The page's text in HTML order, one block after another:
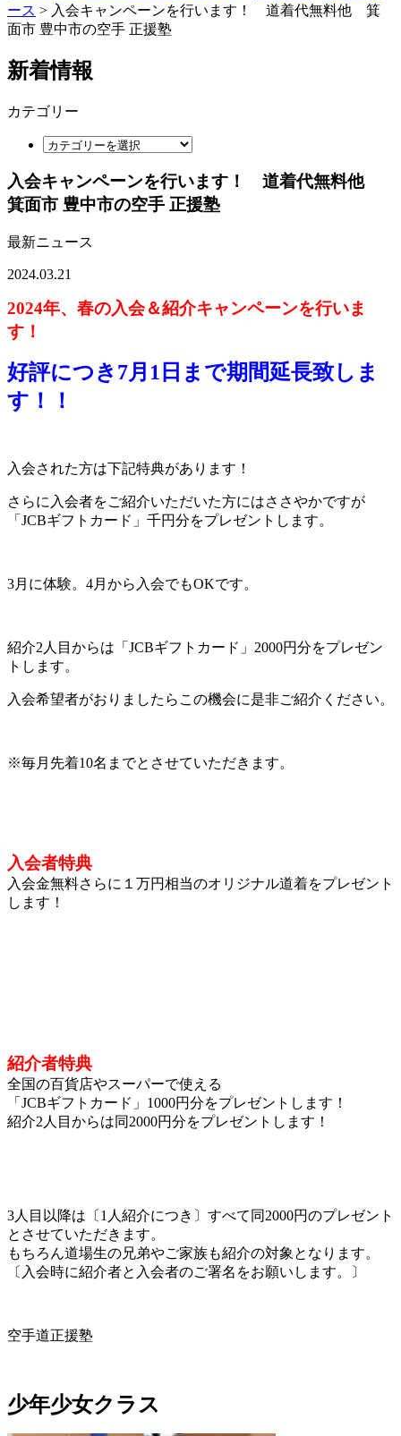
ース > 入会キャンペーンを行います！ 道着代無料他 箕
面市 豊中市の空手 正援塾
新着情報
カテゴリー
入会キャンペーンを行います！ 道着代無料他
箕面市 豊中市の空手 正援塾
最新ニュース
2024.03.21
2024年、春の入会＆紹介キャンペーンを行いま
す！
好評につき7月1日まで期間延長致しま
す！！
入会された方は下記特典があります！
さらに入会者をご紹介いただいた方にはささやかですが
「JCBギフトカード」千円分をプレゼントします。
3月に体験。4月から入会でもOKです。
紹介2人目からは「JCBギフトカード」2000円分をプレゼン
トします。
入会希望者がおりましたらこの機会に是非ご紹介ください。
※毎月先着10名までとさせていただきます。
入会者特典
入会金無料さらに１万円相当のオリジナル道着をプレゼント
します！
紹介者特典
全国の百貨店やスーパーで使える
「JCBギフトカード」1000円分をプレゼントします！
紹介2人目からは同2000円分をプレゼントします！
3人目以降は〔1人紹介につき〕すべて同2000円のプレゼント
とさせていただきます。
もちろん道場生の兄弟やご家族も紹介の対象となります。
〔入会時に紹介者と入会者のご署名をお願いします。〕
空手道正援塾
少年少女クラス